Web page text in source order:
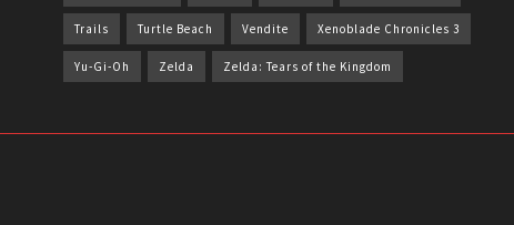
Trails Turtle Beach Vendite Xenoblade Chronicles 3
Yu-Gi-Oh Zelda Zelda: Tears of the Kingdom